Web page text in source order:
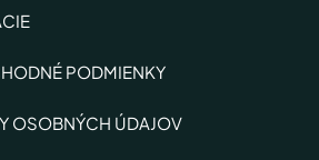
PODMIENKY
OSOBNÝCH ÚDAJOV